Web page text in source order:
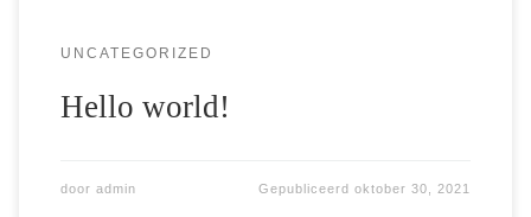
UNCATEGORIZED
Hello world!
door admin Gepubliceerdoktober 30, 2021